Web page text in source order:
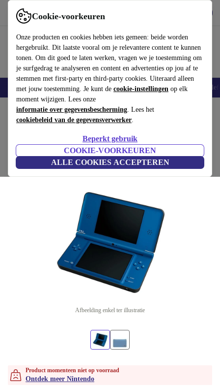
Cookie-voorkeuren
Onze producten en cookies hebben iets gemeen: beide worden
hergebruikt. Dit laatste vooral om je relevantere content te kunnen
tonen. Om dit goed te laten werken, vragen we je toestemming om
je surfgedrag te analyseren en content en advertenties op jou af te
stemmen met first-party en third-party cookies. Uiteraard alleen
met jouw toestemming. Je kunt de cookie-instellingen op elk
moment wijzigen. Lees onze
informatie over gegevensbescherming. Lees het
cookiebeleid van de gegevensverwerker.
Beperkt gebruik
COOKIE-VOORKEUREN
ALLE COOKIES ACCEPTEREN
Gebruik refurbed snel en eenvoudig
Smartphones Laptops Tablets Smartwatches Accessoires
Home Producten Spelcomputers Nintendo
Nintendo DSi XL
Blauw
(2 beoordelingen)
Afbeelding enkel ter illustratie
Product momenteen niet op voorraad
Ontdek meer Nintendo